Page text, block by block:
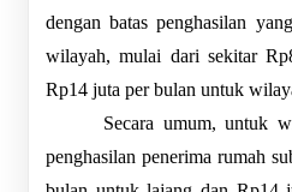
dengan batas penghasilan
wilayah, mulai dari sekitar
Rp14 juta per bulan untuk
Secara umum, untuk
penghasilan penerima rumah